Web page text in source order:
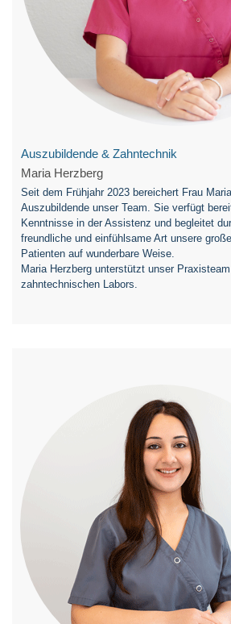
Auszubildende & Zahntechnik
Maria Herzberg
Seit dem Frühjahr 2023 bereichert Frau
Auszubildende unser Team. Sie verfügt
Kenntnisse in der Assistenz und begleitet
freundliche und einfühlsame Art unsere
Patienten auf wunderbare Weise.
Maria Herzberg unterstützt unser
zahntechnischen Labors.